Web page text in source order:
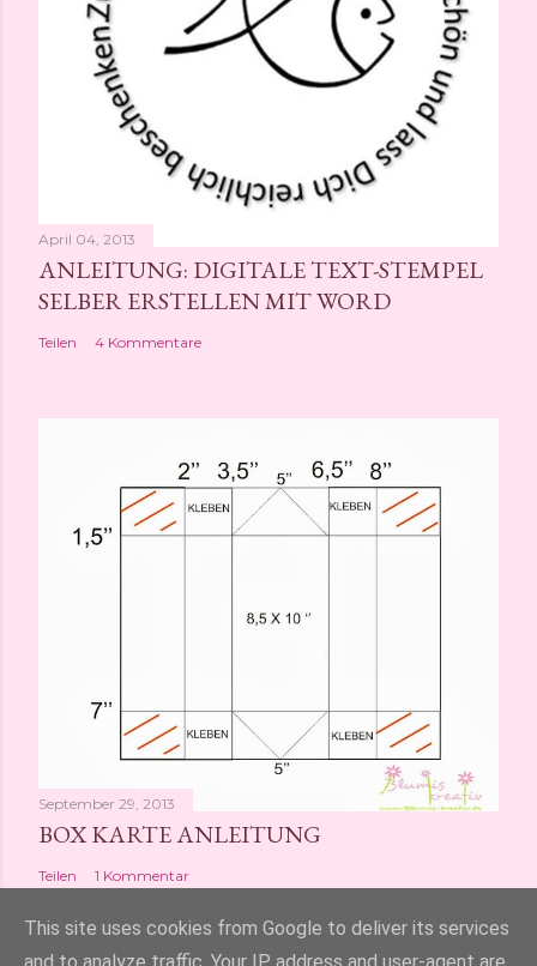
April 04, 2013
ANLEITUNG: DIGITALE TEXT-STEMPEL
SELBER ERSTELLEN MIT WORD
Teilen 4 Kommentare
September 29, 2013
BOX KARTE ANLEITUNG
Teilen 1 Kommentar
This site uses cookies from Google to deliver its services